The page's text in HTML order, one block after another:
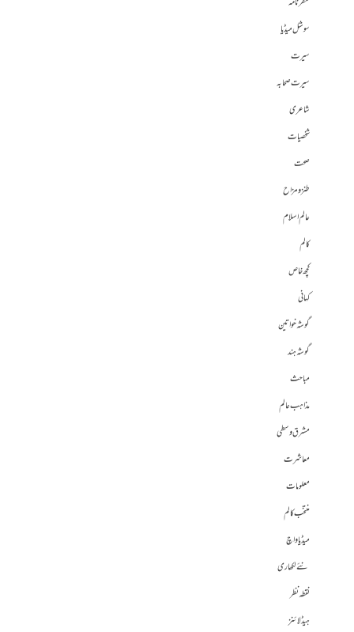
سوشل میڈیا
سیرت
سیرت صحابہ
شاعری
شخصیات
صحت
طنز و مزاح
عالم اسلام
کالم
کچھ خاص
کہانی
گوشہ خواتین
گوشہ ہند
مباحث
مذاہب عالم
مشرق وسطی
معاشرت
معلومات
منتخب کالم
میڈیا واچ
نئے لکھاری
نقطہ نظر
ہیڈلائنز